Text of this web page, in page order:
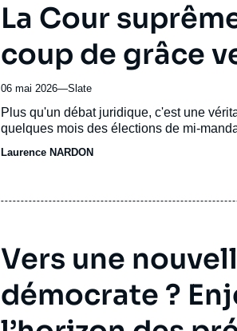
La Cour
coup de grâce
06 mai 2026—Nom
du
journal,
revue
ou
Slate
Accroche
Plus qu'un débat juridique, c'est une
quelques mois des élections de mi-
Laurence NARDON
Vers une
démocrate ?